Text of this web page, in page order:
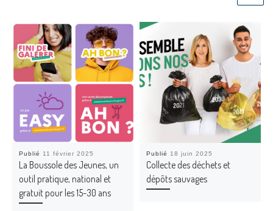
Publié 11 février 2025
La Boussole des Jeunes, un
outil pratique, national et
gratuit pour les 15-30 ans
Publié 18 juin 2025
Collecte des déchets et
dépôts sauvages